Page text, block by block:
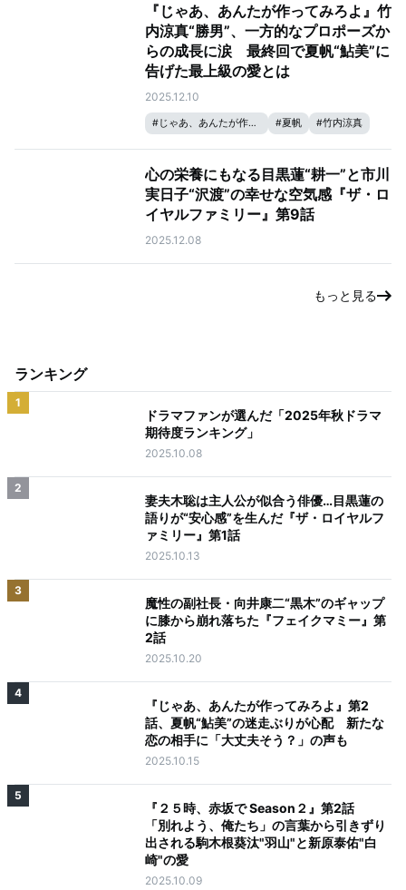
『じゃあ、あんたが作ってみろよ』竹
内涼真“勝男”、一方的なプロポーズか
らの成長に涙 最終回で夏帆“鮎美”に
告げた最上級の愛とは
2025.12.10
#じゃあ、あんたが作ってみろよ #夏帆 #竹内涼真
心の栄養にもなる目黒蓮“耕一”と市川
実日子“沢渡”の幸せな空気感『ザ・ロ
イヤルファミリー』第9話
2025.12.08
もっと見る
ランキング
1
ドラマファンが選んだ「2025年秋ドラマ
期待度ランキング」
2025.10.08
2
妻夫木聡は主人公が似合う俳優…目黒蓮の
語りが“安心感”を生んだ『ザ・ロイヤルフ
ァミリー』第1話
2025.10.13
3
魔性の副社長・向井康二“黒木”のギャップ
に膝から崩れ落ちた『フェイクマミー』第
2話
2025.10.20
4
『じゃあ、あんたが作ってみろよ』第2
話、夏帆“鮎美”の迷走ぶりが心配 新たな
恋の相手に「大丈夫そう？」の声も
2025.10.15
5
『２５時、赤坂で Season２』第2話
「別れよう、俺たち」の言葉から引きずり
出される駒木根葵汰"羽山"と新原泰佑"白
崎"の愛
2025.10.09